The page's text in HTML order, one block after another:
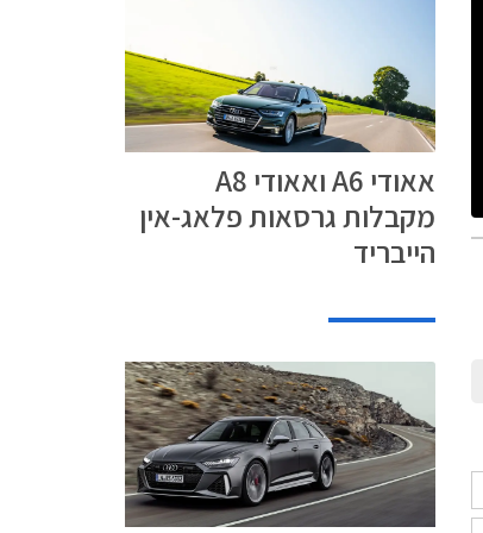
אאודי A6 ואאודי A8
מקבלות גרסאות פלאג-אין
הייבריד